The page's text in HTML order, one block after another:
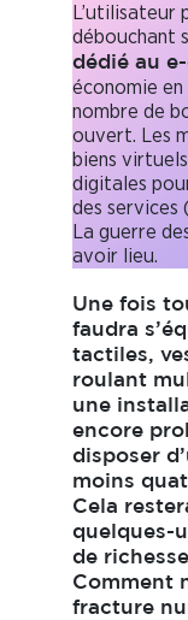
L’utilisateur
débouchant
dédié au
économie
nombre de
ouvert. Les
biens
digitales
des services
La guerre
avoir lieu.
Une fois
faudra
tactiles,
roulant
une
encore
disposer
moins
Cela
quelques-
de
Comment
fracture